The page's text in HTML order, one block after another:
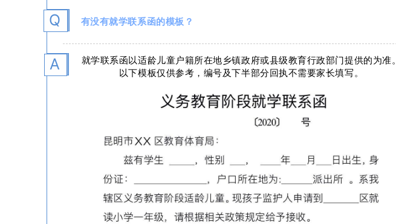
Q 有没有就学联系函的模板？
A
，
就学联系函以适龄儿童户籍所在地乡镇政府或县级教育行政部门提供的为准。
以下模板仅供参考，编号及下半部分回执不需要家长填写。